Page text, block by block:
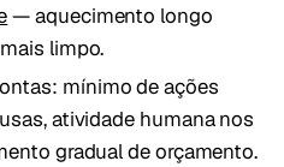
— aquecimento longo
limpo.
mínimo de ações
atividade humana nos
gradual de orçamento.